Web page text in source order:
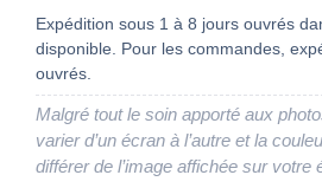
Expédition sous 1 à 8 jours ouvrés
disponible. Pour les commandes,
ouvrés.
Malgré tout le soin apporté aux
varier d’un écran à l’autre et la
différer de l’image affichée sur votre